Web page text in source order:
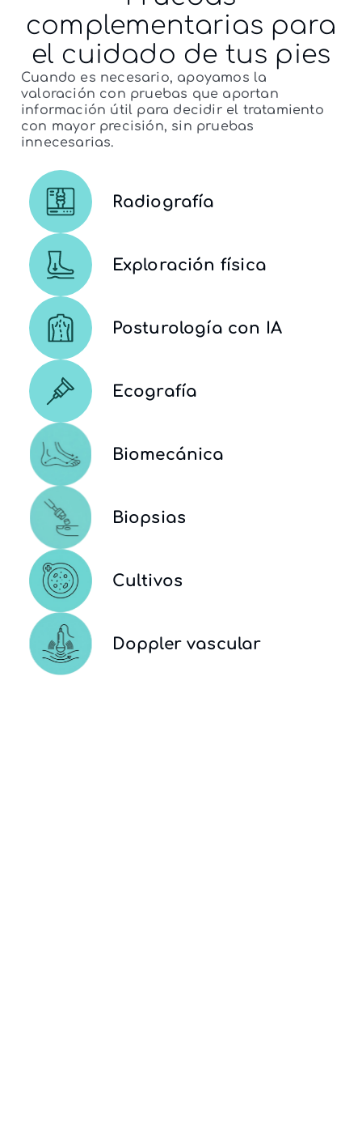
complementarias para
el cuidado de tus pies
Cuando es necesario, apoyamos la
valoración con pruebas que aportan
información útil para decidir el tratamiento
con mayor precisión, sin pruebas
innecesarias.
Radiografía
Exploración física
Posturología con IA
Ecografía
Biomecánica
Biopsias
Cultivos
Doppler vascular